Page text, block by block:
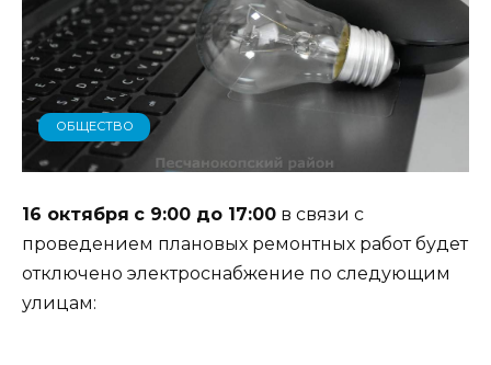
ОБЩЕСТВО
16 октября с 9:00 до 17:00 в связи с
проведением плановых ремонтных работ будет
отключено электроснабжение по следующим
улицам: